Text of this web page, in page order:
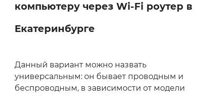
компьютеру через Wi‑Fi роутер в
Екатеринбурге
Данный вариант можно назвать
универсальным: он бывает проводным и
беспроводным, в зависимости от модели